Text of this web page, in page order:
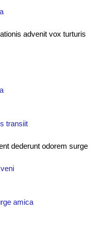
advenit vox turturis
transiit
dederunt odorem surge
amica